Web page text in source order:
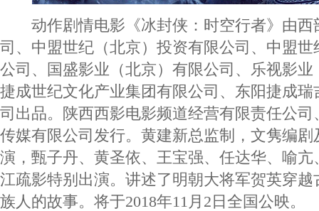
动作剧情电影《冰封侠：时空行者》由西
司、中盟世纪（北京）投资有限公司、中盟
公司、国盛影业（北京）有限公司、乐视影
捷成世纪文化产业集团有限公司、东阳捷成
司出品。陕西西影电影频道经营有限责任公
传媒有限公司发行。黄建新总监制，文隽编
演，甄子丹、黄圣依、王宝强、任达华、喻
江疏影特别出演。讲述了明朝大将军贺英穿
族人的故事。将于2018年11月2日全国公映。